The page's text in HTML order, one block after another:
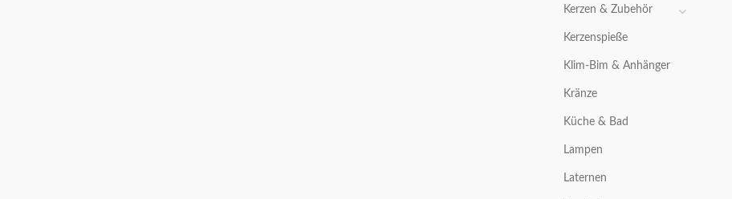
Kerzen & Zubehör
Kerzenspieße
Klim-Bim & Anhänger
Kränze
Küche & Bad
Lampen
Laternen